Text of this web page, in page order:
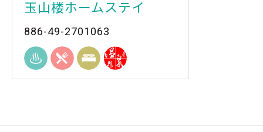
玉山楼ホームステイ
886-49-2701063